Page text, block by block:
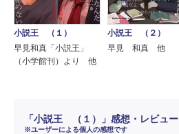
小説王 （１）
早見和真「小説王」
（小学館刊）より 他
小説王 （２）
早見 和真 他
「小説王 （１）」感想・レビュー
※ユーザーによる個人の感想です